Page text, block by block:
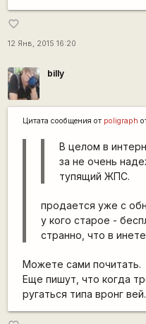
favorite_border
12 Янв, 2015 16:20
billy
Цитата сообщения от poligraph
В целом в
за не очень
тупящий ЖПС.
продается уже с
у кого старое -
странно, что в
Можете сами почитать.
Еще пишут, что когда
ругаться типа вронг вей.